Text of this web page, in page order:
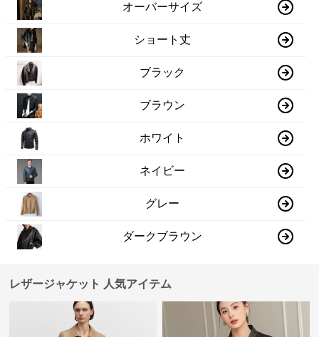
オーバーサイズ
ショート丈
ブラック
ブラウン
ホワイト
ネイビー
グレー
ダークブラウン
レザージャケット 人気アイテム